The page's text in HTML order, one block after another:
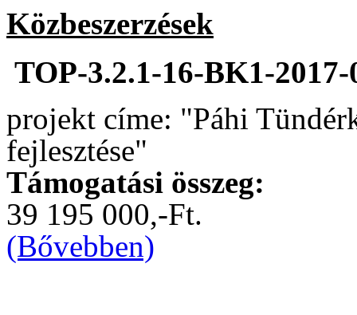
Közbeszerzések
TOP-3.2.1-16-BK1-2017-
projekt címe: "Páhi
fejlesztése"
Támogatási összeg:
39 195 000,-Ft.
(Bővebben)